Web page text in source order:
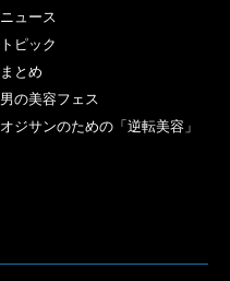
ニュース
トピック
まとめ
男の美容フェス
オジサンのための「逆転美容」